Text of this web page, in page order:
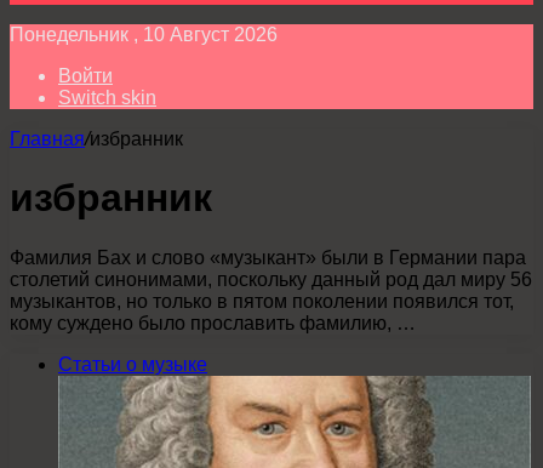
Понедельник , 10 Август 2026
Войти
Switch skin
Главная/избранник
избранник
Фамилия Бах и слово «музыкант» были в Германии пара
столетий синонимами, поскольку данный род дал миру 56
музыкантов, но только в пятом поколении появился тот,
кому суждено было прославить фамилию, …
Статьи о музыке